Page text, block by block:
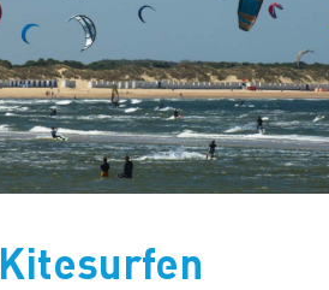
Kitesurfen